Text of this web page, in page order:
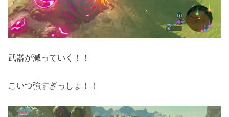
武器が減っていく！！
こいつ強すぎっしょ！！